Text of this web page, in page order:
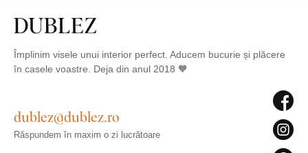
Împlinim visele unui interior perfect. Aducem bucurie și plăcere
în casele voastre. Deja din anul 2018 🧡
dublez@dublez.ro
Răspundem în maxim o zi lucrătoare